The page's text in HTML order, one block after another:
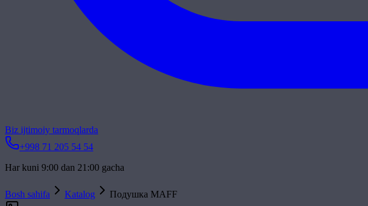
Biz ijtimoiy tarmoqlarda
+998 71 205 54 54
Har kuni 9:00 dan 21:00 gacha
Bosh sahifa Katalog
Подушка MAFF